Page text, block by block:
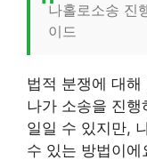
나홀로소송 진
이드
법적 분쟁에 대
나가 소송을 진
일일 수 있지만,
수 있는 방법이